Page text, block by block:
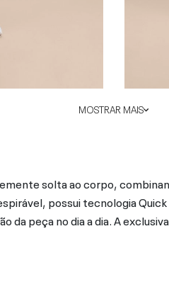
MOSTRAR MAIS
solta ao corpo,
possui tecnologia Quick
da peça no dia a dia. A